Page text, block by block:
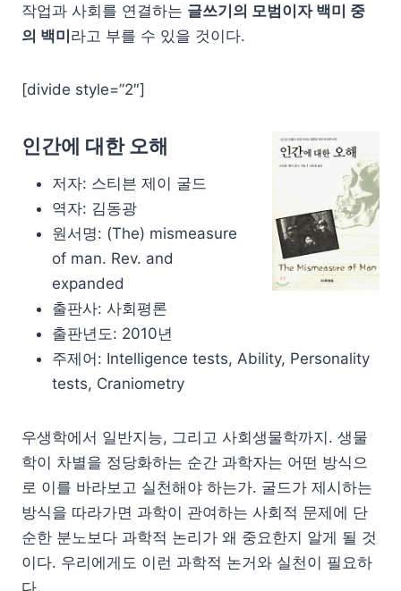
작업과 사회를 연결하는 글쓰기의 모범이자 백미 중
의 백미라고 부를 수 있을 것이다.
[divide style=”2″]
인간에 대한 오해
저자: 스티븐 제이 굴드
역자: 김동광
원서명: (The) mismeasure
of man. Rev. and
expanded
출판사: 사회평론
출판년도: 2010년
주제어: Intelligence tests, Ability, Personality
tests, Craniometry
우생학에서 일반지능, 그리고 사회생물학까지. 생물
학이 차별을 정당화하는 순간 과학자는 어떤 방식으
로 이를 바라보고 실천해야 하는가. 굴드가 제시하는
방식을 따라가면 과학이 관여하는 사회적 문제에 단
순한 분노보다 과학적 논리가 왜 중요한지 알게 될 것
이다. 우리에게도 이런 과학적 논거와 실천이 필요하
다.